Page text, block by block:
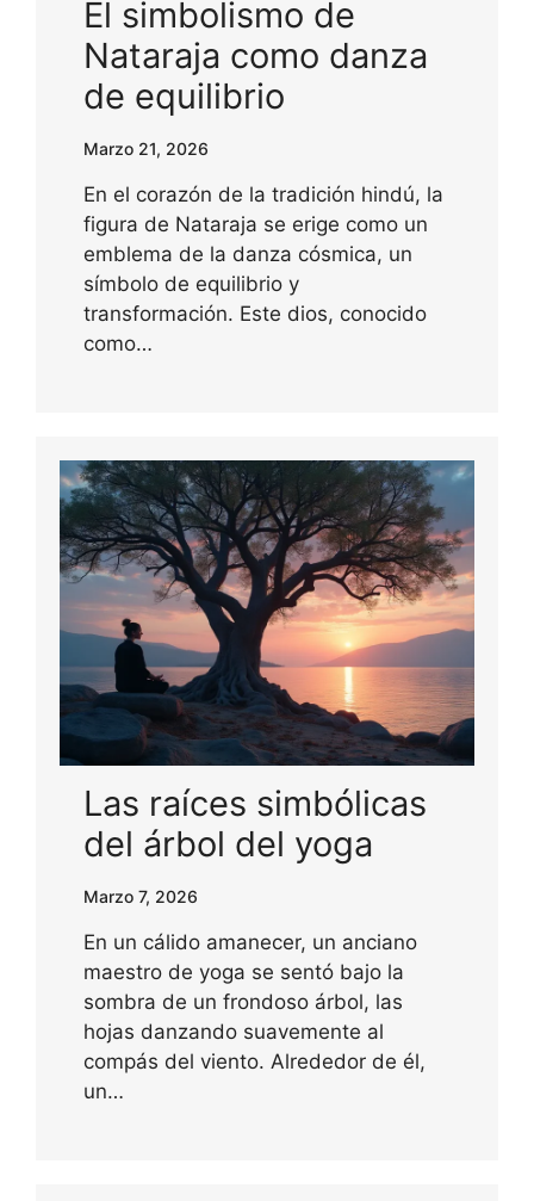
El simbolismo de
Nataraja como danza
de equilibrio
Marzo 21, 2026
En el corazón de la tradición hindú, la
figura de Nataraja se erige como un
emblema de la danza cósmica, un
símbolo de equilibrio y
transformación. Este dios, conocido
como…
Las raíces simbólicas
del árbol del yoga
Marzo 7, 2026
En un cálido amanecer, un anciano
maestro de yoga se sentó bajo la
sombra de un frondoso árbol, las
hojas danzando suavemente al
compás del viento. Alrededor de él,
un…